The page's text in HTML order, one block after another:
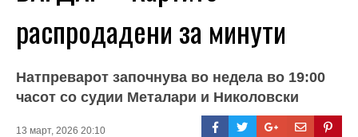
распродадени за минути
Натпреварот започнува во недела во 19:00
часот со судии Металари и Николовски
13 март, 2026 20:10